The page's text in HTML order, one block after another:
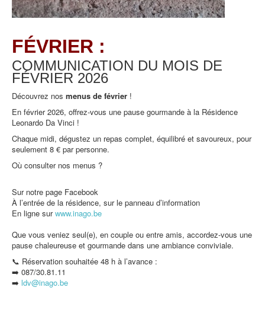
FÉVRIER :
COMMUNICATION DU MOIS DE
FÉVRIER 2026
Découvrez nos menus de février !
En février 2026, offrez-vous une pause gourmande à la Résidence
Leonardo Da Vinci !
Chaque midi, dégustez un repas complet, équilibré et savoureux, pour
seulement 8 € par personne.
Où consulter nos menus ?
Sur notre page Facebook
À l’entrée de la résidence, sur le panneau d’information
En ligne surwww.inago.be
Que vous veniez seul(e), en couple ou entre amis, accordez-vous une
pause chaleureuse et gourmande dans une ambiance conviviale.
📞 Réservation souhaitée 48 h à l’avance :
➡️ 087/30.81.11
➡️ ldv@inago.be